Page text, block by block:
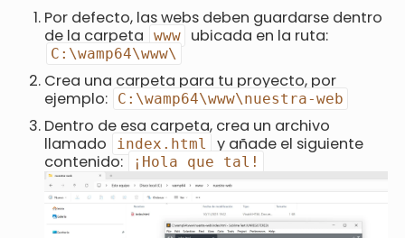
Por defecto, las webs deben guardarse dentro
de la carpeta
www ubicada en la ruta:
C:\wamp64\www\
Crea una carpeta para tu proyecto, por
ejemplo:
C:\wamp64\www\nuestra-web
Dentro de esa carpeta, crea un archivo
llamado
index.html
y añade el siguiente
contenido:
¡Hola que tal!